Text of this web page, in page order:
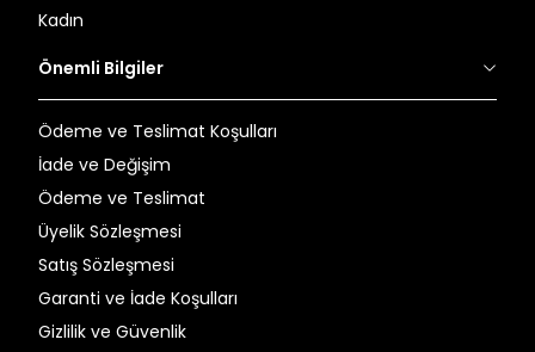
Kadın
Önemli Bilgiler
Ödeme ve Teslimat Koşulları
İade ve Değişim
Ödeme ve Teslimat
Üyelik Sözleşmesi
Satış Sözleşmesi
Garanti ve İade Koşulları
Gizlilik ve Güvenlik